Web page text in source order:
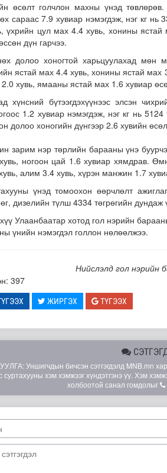
Дипломат төлөөлөгчийн газруудын
өсөлт голчлон махны үнэд
сараас 7.9 хувиар нэмэгдэж, нэг кг нь
үхрийн цул мах 4.4 хувь, хонины
дүн гарчээ.
долоо хоногтой харьцуулахад мөн
ястай мах 4.4 хувь, хонины ястай мах
хувь, ямааны ястай мах 1.6 хувиар
хүнсний бүтээгдэхүүнээс элсэн
1.2 хувиар нэмэгдэж, нэг кг нь
долоо хоногийн дүнгээр 2.6 хувийн
зарим нэр төрлийн барааны үнэ
ногоон цай 1.6 хувиар хямдрав.
алим 3.4 хувь, хүрэн манжин 1.7
үнэд томоохон өөрчлөлт
дизелийн түлш 4334 төгрөгийн дундаж
Улаанбаатар хотод гол нэрийн
үнийн нэмэгдэл голлон нөлөөлжээ.
Нийслэлд гол нэрийн
397
ЖИРГЭХ ТҮГЭЭХ
Уншигчдын бичсэн сэтгэгдэлд MNB.mn
хэм хэмжээг хүндэтгэнэ үү. Хэм
холбоотой санал гомдолыг